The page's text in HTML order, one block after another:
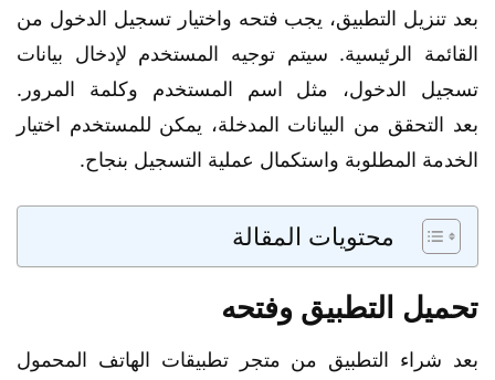
بعد تنزيل التطبيق، يجب فتحه واختيار تسجيل الدخول من
القائمة الرئيسية. سيتم توجيه المستخدم لإدخال بيانات
تسجيل الدخول، مثل اسم المستخدم وكلمة المرور.
بعد التحقق من البيانات المدخلة، يمكن للمستخدم اختيار
الخدمة المطلوبة واستكمال عملية التسجيل بنجاح.
محتويات المقالة
تحميل التطبيق وفتحه
بعد شراء التطبيق من متجر تطبيقات الهاتف المحمول